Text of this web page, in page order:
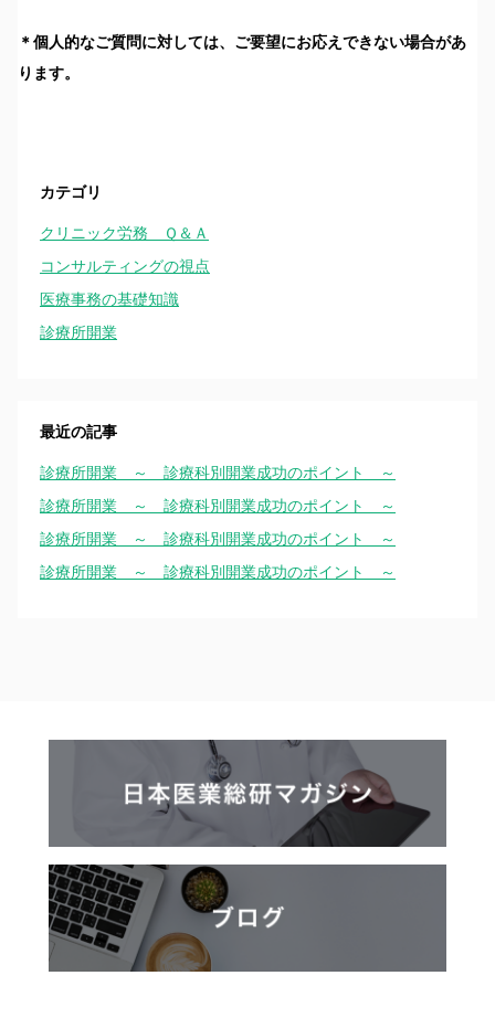
＊個人的なご質問に対しては、ご要望にお応えできない場合があ
ります。
カテゴリ
クリニック労務 Ｑ＆Ａ
コンサルティングの視点
医療事務の基礎知識
診療所開業
最近の記事
診療所開業 ～ 診療科別開業成功のポイント ～
診療所開業 ～ 診療科別開業成功のポイント ～
診療所開業 ～ 診療科別開業成功のポイント ～
診療所開業 ～ 診療科別開業成功のポイント ～